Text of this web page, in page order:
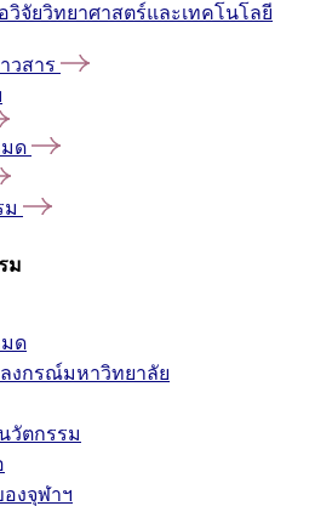
วิจัยวิทยาศาสตร์และเทคโนโลยี
วสาร
ด
ม
ม
ด
งกรณ์มหาวิทยาลัย
วัตกรรม
งจุฬาฯ